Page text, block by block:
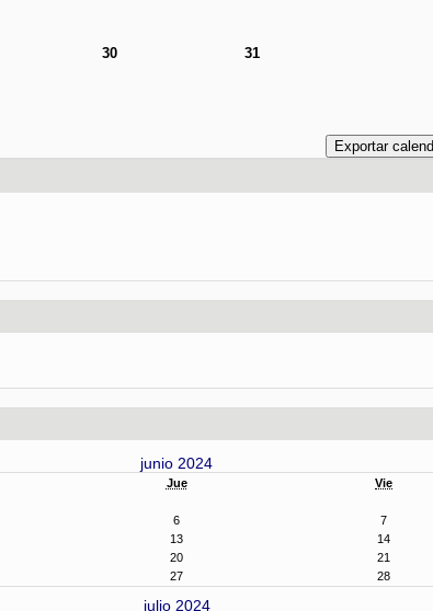
30 31
junio 2024
Jue Vie
6 7
13 14
20 21
27 28
julio 2024